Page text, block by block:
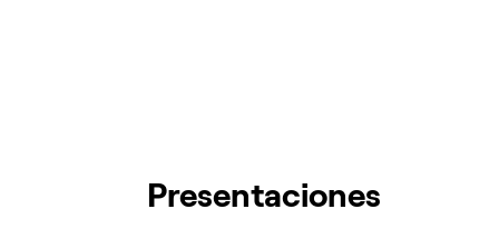
Presentaciones